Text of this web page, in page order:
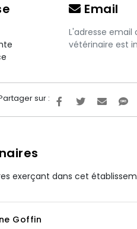
Email
L'adresse email
vétérinaire est
sur :
exerçant dans cet
Goffin